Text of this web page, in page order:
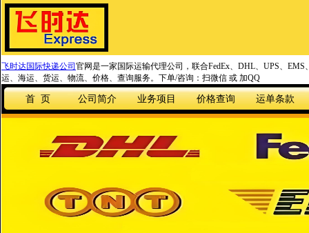
飞时达国际快递公司 官网是一家国际运输代理公司，联合FedEx、DHL、UPS、
运、海运、货运、物流、价格、查询服务。下单/咨询：扫微信 或 加QQ
首 页 公司简介 业务项目 价格查询 运单条款